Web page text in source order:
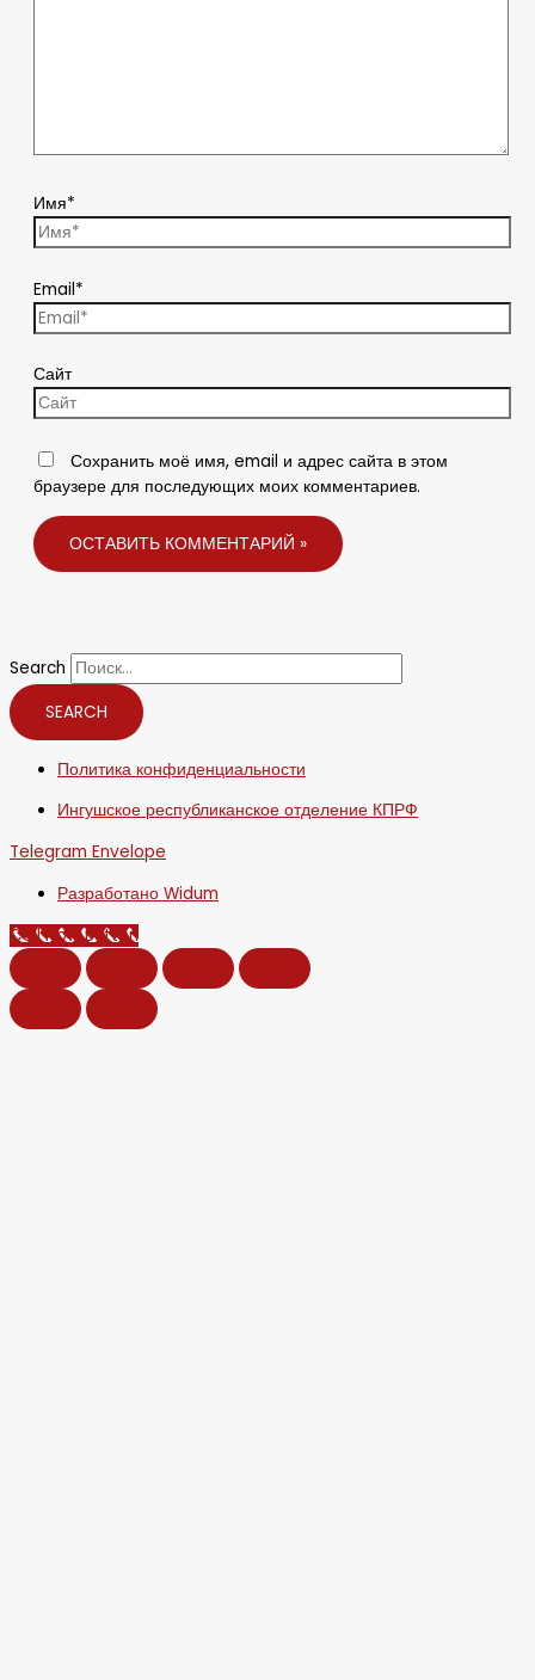
Имя*
Email*
Сайт
Сохранить моё имя, email и адрес сайта в этом
браузере для последующих моих комментариев.
Search
SEARCH
Политика конфиденциальности
Ингушское республиканское отделение КПРФ
Telegram Envelope
Разработано Widum
Call Now Button